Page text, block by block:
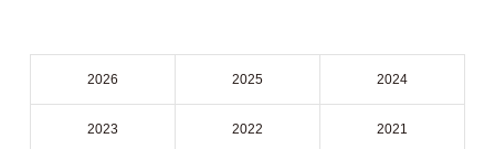
2026 2025 2024
2023 2022 2021